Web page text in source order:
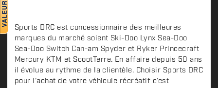
n
Sports DRC est concessionnaire des meilleures
marques du marché soient Ski-Doo Lynx Sea-Doo
Sea-Doo Switch Can-am Spyder et Ryker Princecraft
Mercury KTM et ScootTerre. En affaire depuis 50 ans
il évolue au rythme de la clientèle. Choisir Sports DRC
pour l’achat de votre véhicule récréatif c’est